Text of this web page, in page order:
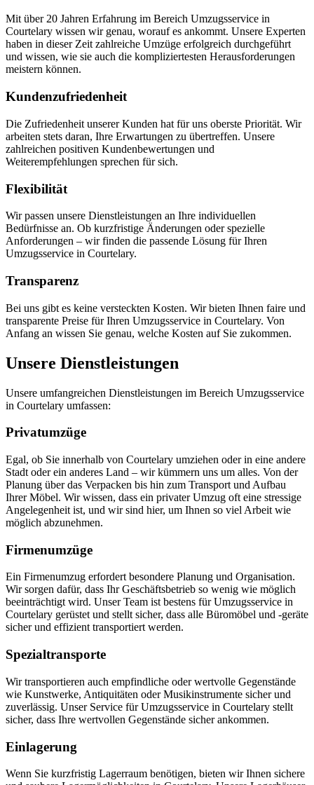
Mit über 20 Jahren Erfahrung im Bereich Umzugsservice in
Courtelary wissen wir genau, worauf es ankommt. Unsere Experten
haben in dieser Zeit zahlreiche Umzüge erfolgreich durchgeführt
und wissen, wie sie auch die kompliziertesten Herausforderungen
meistern können.
Kundenzufriedenheit
Die Zufriedenheit unserer Kunden hat für uns oberste Priorität. Wir
arbeiten stets daran, Ihre Erwartungen zu übertreffen. Unsere
zahlreichen positiven Kundenbewertungen und
Weiterempfehlungen sprechen für sich.
Flexibilität
Wir passen unsere Dienstleistungen an Ihre individuellen
Bedürfnisse an. Ob kurzfristige Änderungen oder spezielle
Anforderungen – wir finden die passende Lösung für Ihren
Umzugsservice in Courtelary.
Transparenz
Bei uns gibt es keine versteckten Kosten. Wir bieten Ihnen faire und
transparente Preise für Ihren Umzugsservice in Courtelary. Von
Anfang an wissen Sie genau, welche Kosten auf Sie zukommen.
Unsere Dienstleistungen
Unsere umfangreichen Dienstleistungen im Bereich Umzugsservice
in Courtelary umfassen:
Privatumzüge
Egal, ob Sie innerhalb von Courtelary umziehen oder in eine andere
Stadt oder ein anderes Land – wir kümmern uns um alles. Von der
Planung über das Verpacken bis hin zum Transport und Aufbau
Ihrer Möbel. Wir wissen, dass ein privater Umzug oft eine stressige
Angelegenheit ist, und wir sind hier, um Ihnen so viel Arbeit wie
möglich abzunehmen.
Firmenumzüge
Ein Firmenumzug erfordert besondere Planung und Organisation.
Wir sorgen dafür, dass Ihr Geschäftsbetrieb so wenig wie möglich
beeinträchtigt wird. Unser Team ist bestens für Umzugsservice in
Courtelary gerüstet und stellt sicher, dass alle Büromöbel und -geräte
sicher und effizient transportiert werden.
Spezialtransporte
Wir transportieren auch empfindliche oder wertvolle Gegenstände
wie Kunstwerke, Antiquitäten oder Musikinstrumente sicher und
zuverlässig. Unser Service für Umzugsservice in Courtelary stellt
sicher, dass Ihre wertvollen Gegenstände sicher ankommen.
Einlagerung
Wenn Sie kurzfristig Lagerraum benötigen, bieten wir Ihnen sichere